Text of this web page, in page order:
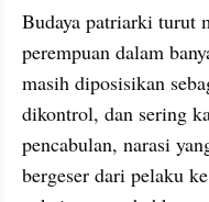
Budaya patriarki turut
perempuan dalam
masih diposisikan
dikontrol, dan sering
pencabulan, narasi
bergeser dari pelaku